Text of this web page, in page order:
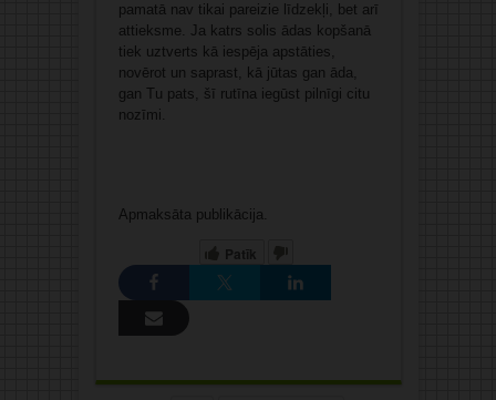
pamatā nav tikai pareizie līdzekļi, bet arī
attieksme. Ja katrs solis ādas kopšanā
tiek uztverts kā iespēja apstāties,
novērot un saprast, kā jūtas gan āda,
gan Tu pats, šī rutīna iegūst pilnīgi citu
nozīmi.
Apmaksāta publikācija.
Patīk